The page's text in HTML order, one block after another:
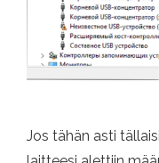
Jos tähän asti